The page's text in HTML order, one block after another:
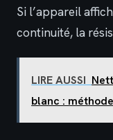
Si l’appareil
continuité, la
LIRE AUSSI
blanc :